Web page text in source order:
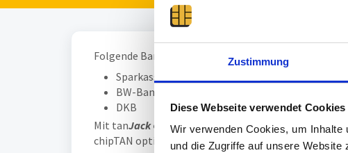
Zustimmung
Diese Webseite verwendet Cookies
Wir verwenden Cookies, um Inhalte
und die Zugriffe auf unsere
Folgende Banken unterstützen das
Sparkassen
BW-Bank
DKB
Mit tanJack easykann der tanJackQRbei folgenden
chipTAN optic bzw. Smart-TAN optic-Verfahren